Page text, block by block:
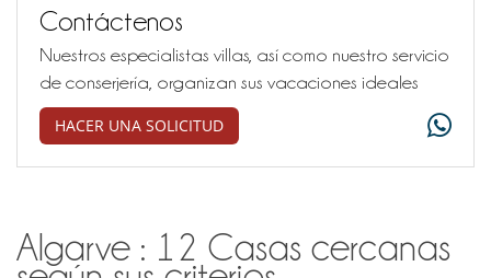
Contáctenos
Nuestros especialistas villas, así como nuestro servicio
de conserjería, organizan sus vacaciones ideales
HACER UNA SOLICITUD
Algarve : 12 Casas cercanas